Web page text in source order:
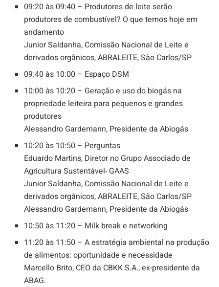
09:20 às 09:40 – Produtores de leite serão
produtores de combustível? O que temos hoje em
andamento
Junior Saldanha, Comissão Nacional de Leite e
derivados orgânicos, ABRALEITE, São Carlos/SP
09:40 às 10:00 – Espaço DSM
10:00 às 10:20 – Geração e uso do biogás na
propriedade leiteira para pequenos e grandes
produtores
Alessandro Gardemann, Presidente da Abiogás
10:20 às 10:50 – Perguntas
Eduardo Martins, Diretor no Grupo Associado de
Agricultura Sustentável- GAAS
Junior Saldanha, Comissão Nacional de Leite e
derivados orgânicos, ABRALEITE, São Carlos/SP
Alessandro Gardemann, Presidente da Abiogás
10:50 às 11:20 – Milk break e networking
11:20 às 11:50 – A estratégia ambiental na produção
de alimentos: oportunidade e necessidade
Marcello Brito, CEO da CBKK S.A., ex-presidente da
ABAG.